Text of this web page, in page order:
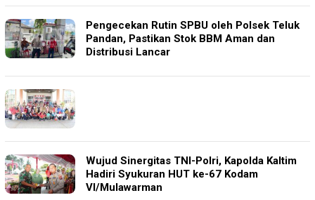
Pengecekan Rutin SPBU oleh Polsek Teluk
Pandan, Pastikan Stok BBM Aman dan
Distribusi Lancar
Wujud Sinergitas TNI-Polri, Kapolda Kaltim
Hadiri Syukuran HUT ke-67 Kodam
VI/Mulawarman